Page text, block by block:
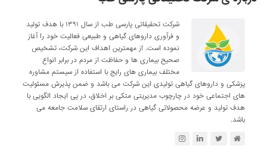
شرکت تحقیقاتی پارسی طب از سال ۱۳۹۱ با هدف تولید
و فرآوری داروهای گیاهی و طبیعی فعالیت خود را آغاز
نموده است. از مهمترین اهداف این شرکت، تشخیص
صحیح بیماری ها و حفاظت از مردم در برابر انواع
مختلف بیماری های رایج با استفاده از سیستم مشاوره
پزشکی و داروهای گیاهی تولیدی این شرکت می باشد و ضمن پذیرش مسئولیت
های اجتماعی خود در چارچوب مدیریتی متکی بر اخلاق، در پی ایجاد الگویی با
هدف تولید و عرضه محصولاتی گیاهی در راستای ارتقای سلامت جامعه می
باشد.